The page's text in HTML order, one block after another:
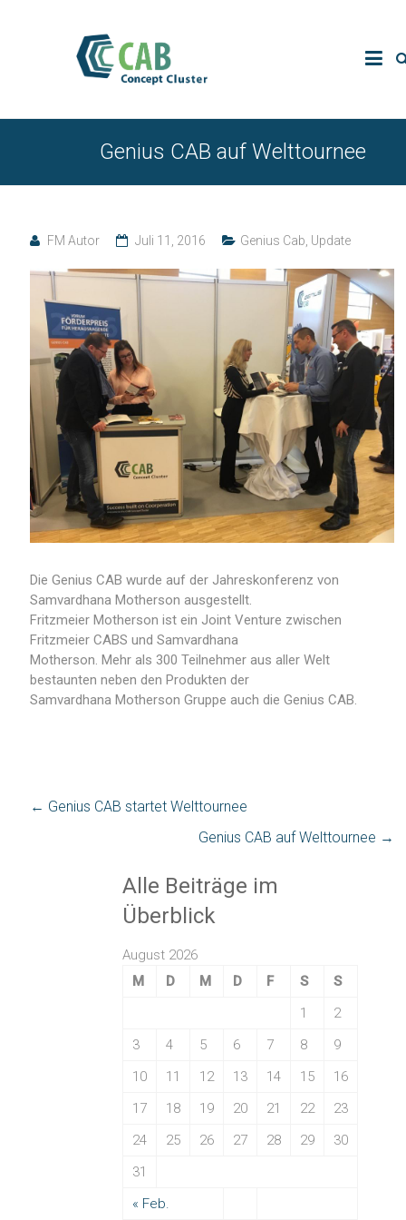
Genius CAB auf Welttournee
FM Autor Juli 11, 2016 Genius Cab Update
Die Genius CAB wurde auf der Jahreskonferenz von
Samvardhana Motherson ausgestellt.
Fritzmeier Motherson ist ein Joint Venture zwischen
Fritzmeier CABS und Samvardhana
Motherson. Mehr als 300 Teilnehmer aus aller Welt
bestaunten neben den Produkten der
Samvardhana Motherson Gruppe auch die Genius CAB.
← Genius CAB startet Welttournee
Genius CAB auf Welttournee →
Alle Beiträge im
Überblick
August 2026
M
D M D F S S
« Feb.
1
2
3
4 5 6 7 8
9
10
11 12 13 14 15
16
17
18 19 20 21 22
23
24
25 26 27 28 29
30
31